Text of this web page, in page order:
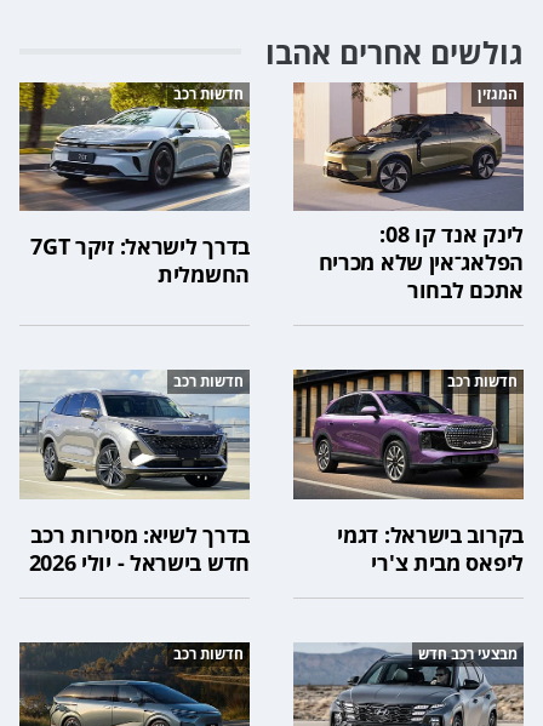
גולשים אחרים אהבו
המגזין
לינק אנד קו 08:
הפלאג־אין שלא מכריח
אתכם לבחור
חדשות רכב
בדרך לישראל: זיקר 7GT
החשמלית
חדשות רכב
בקרוב בישראל: דגמי
ליפאס מבית צ'רי
חדשות רכב
בדרך לשיא: מסירות רכב
חדש בישראל - יולי 2026
מבצעי רכב חדש חדשות רכב